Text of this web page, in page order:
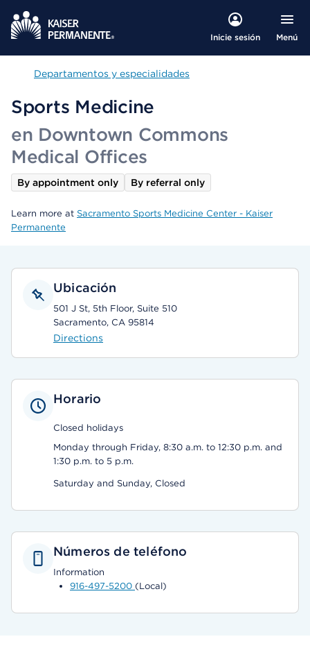
Inicie sesión Menú
Departamentos y especialidades
Departamentos y especialidades
Sports Medicine
en Downtown Commons
Medical Offices
By appointment only By referral only
Learn more at Sacramento Sports Medicine Center - Kaiser
Permanente
Ubicación
501 J St, 5th Floor, Suite 510
Sacramento, CA 95814
Directions
Horario
Closed holidays
Monday through Friday, 8:30 a.m. to 12:30 p.m. and
1:30 p.m. to 5 p.m.
Saturday and Sunday, Closed
Números de teléfono
Information
916-497-5200 (Local)